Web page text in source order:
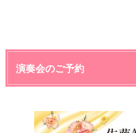
演奏会のご予約